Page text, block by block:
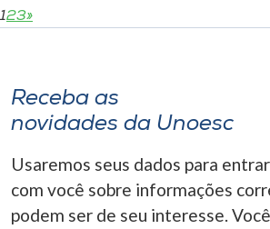
123»
Receba as
novidades da Unoesc
Usaremos seus dados para
com você sobre informações
podem ser de seu interesse.